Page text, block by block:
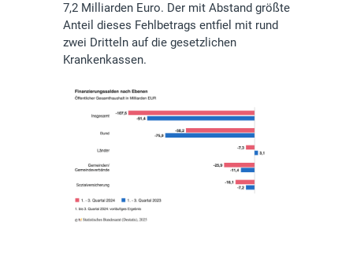
7,2 Milliarden Euro. Der mit Abstand größte
Anteil dieses Fehlbetrags entfiel mit rund
zwei Dritteln auf die gesetzlichen
Krankenkassen.